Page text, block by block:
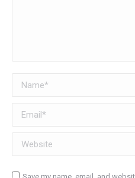
Name *
Email *
Website